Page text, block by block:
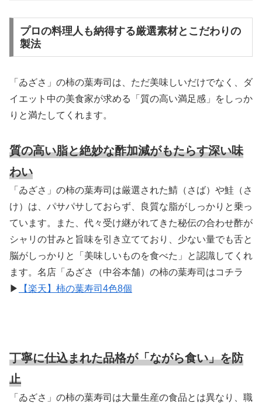
プロの料理人も納得する厳選素材とこだわりの
製法
「ゐざさ」の柿の葉寿司は、ただ美味しいだけでなく、ダ
イエット中の美食家が求める「質の高い満足感」をしっか
りと満たしてくれます。
質の高い脂と絶妙な酢加減がもたらす深い味
わい
「ゐざさ」の柿の葉寿司は厳選された鯖（さば）や鮭（さ
け）は、パサパサしておらず、良質な脂がしっかりと乗っ
ています。また、代々受け継がれてきた秘伝の合わせ酢が
シャリの甘みと旨味を引き立てており、少ない量でも舌と
脳がしっかりと「美味しいものを食べた」と認識してくれ
ます。名店「ゐざさ（中谷本舗）の柿の葉寿司はコチラ
▶
【楽天】柿の葉寿司4色8個
丁寧に仕込まれた品格が「ながら食い」を防
止
「ゐざさ」の柿の葉寿司は大量生産の食品とは異なり、職